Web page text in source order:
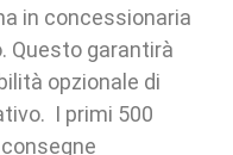
in concessionaria
Questo garantirà
opzionale di
I primi 500